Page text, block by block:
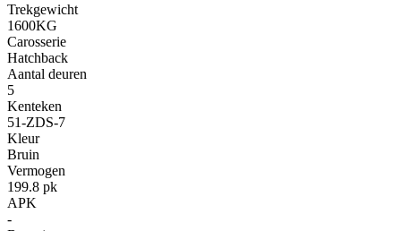
Trekgewicht
1600KG
Carosserie
Hatchback
Aantal deuren
5
Kenteken
51-ZDS-7
Kleur
Bruin
Vermogen
199.8 pk
APK
-